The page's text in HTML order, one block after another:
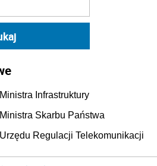
Infrastruktury
Skarbu Państwa
Regulacji Telekomunikacji